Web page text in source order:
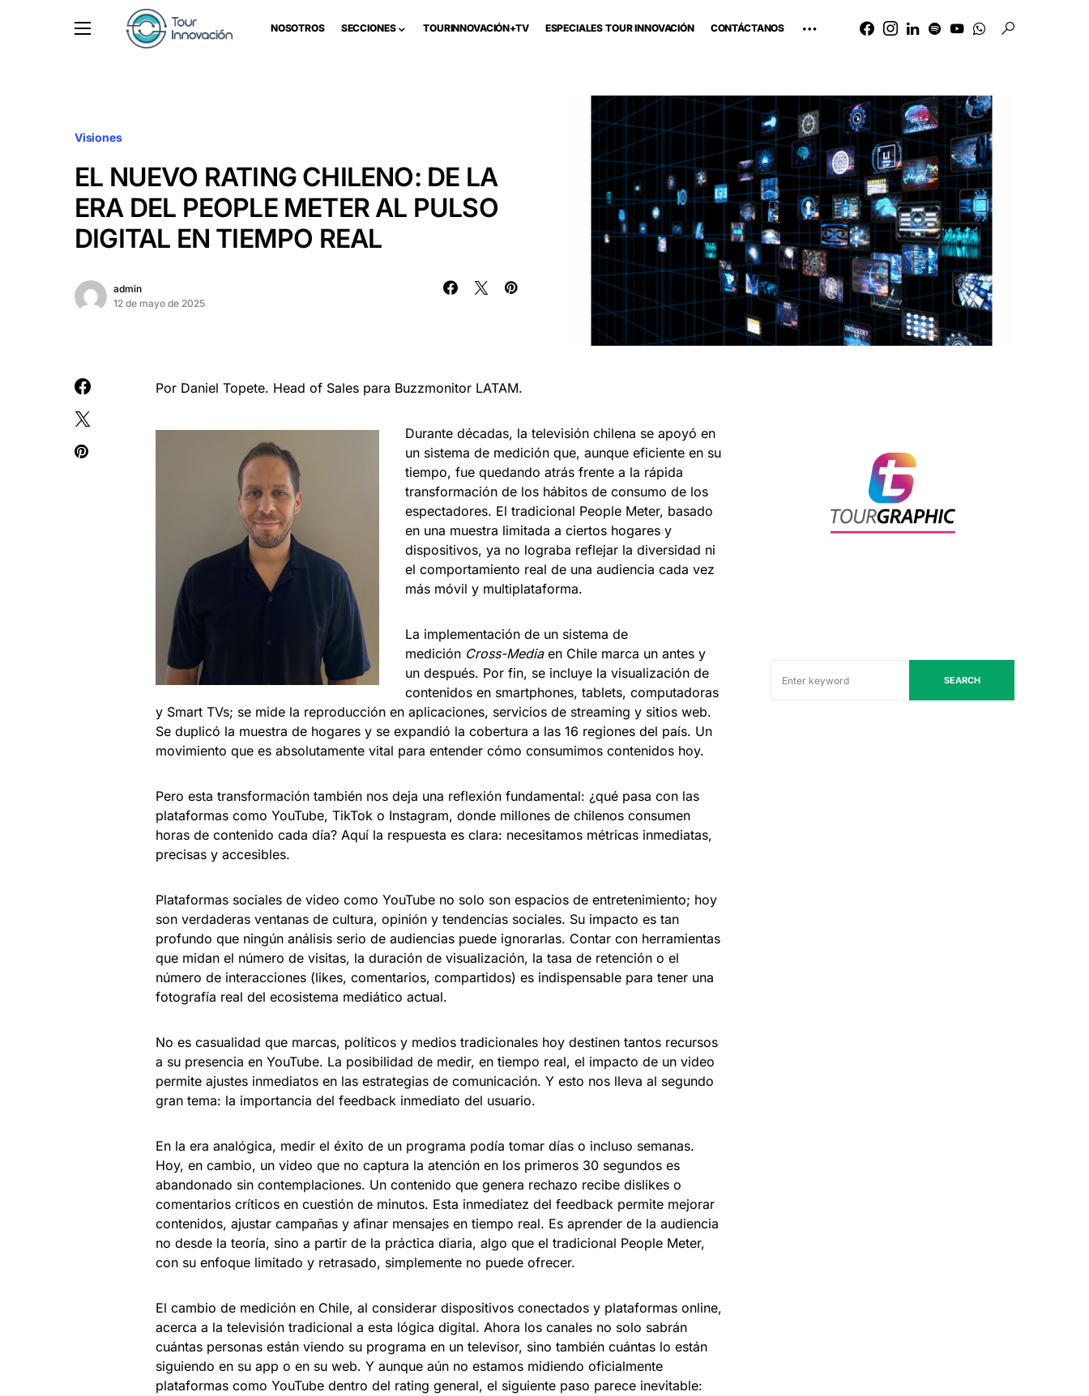
NOSOTROS SECCIONES TOURINNOVACIÓN+TV ESPECIALES TOUR INNOVACIÓN CONTÁCTANOS
Visiones
EL NUEVO RATING CHILENO: DE LA
ERA DEL PEOPLE METER AL PULSO
DIGITAL EN TIEMPO REAL
admin
12 de mayo de 2025
Por Daniel Topete. Head of Sales para Buzzmonitor LATAM.
Durante décadas, la televisión chilena se apoyó en
un sistema de medición que, aunque eficiente en su
tiempo, fue quedando atrás frente a la rápida
transformación de los hábitos de consumo de los
espectadores. El tradicional People Meter, basado
en una muestra limitada a ciertos hogares y
dispositivos, ya no lograba reflejar la diversidad ni
el comportamiento real de una audiencia cada vez
más móvil y multiplataforma.
La implementación de un sistema de
medición Cross-Mediaen Chile marca un antes y
un después. Por fin, se incluye la visualización de
contenidos en smartphones, tablets, computadoras
y Smart TVs; se mide la reproducción en aplicaciones, servicios de streaming y sitios web.
Se duplicó la muestra de hogares y se expandió la cobertura a las 16 regiones del país. Un
movimiento que es absolutamente vital para entender cómo consumimos contenidos hoy.
Pero esta transformación también nos deja una reflexión fundamental: ¿qué pasa con las
plataformas como YouTube, TikTok o Instagram, donde millones de chilenos consumen
horas de contenido cada día? Aquí la respuesta es clara: necesitamos métricas inmediatas,
precisas y accesibles.
Plataformas sociales de video como YouTube no solo son espacios de entretenimiento; hoy
son verdaderas ventanas de cultura, opinión y tendencias sociales. Su impacto es tan
profundo que ningún análisis serio de audiencias puede ignorarlas. Contar con herramientas
que midan el número de visitas, la duración de visualización, la tasa de retención o el
número de interacciones (likes, comentarios, compartidos) es indispensable para tener una
fotografía real del ecosistema mediático actual.
No es casualidad que marcas, políticos y medios tradicionales hoy destinen tantos recursos
a su presencia en YouTube. La posibilidad de medir, en tiempo real, el impacto de un video
permite ajustes inmediatos en las estrategias de comunicación. Y esto nos lleva al segundo
gran tema: la importancia del feedback inmediato del usuario.
En la era analógica, medir el éxito de un programa podía tomar días o incluso semanas.
Hoy, en cambio, un video que no captura la atención en los primeros 30 segundos es
abandonado sin contemplaciones. Un contenido que genera rechazo recibe dislikes o
comentarios críticos en cuestión de minutos. Esta inmediatez del feedback permite mejorar
contenidos, ajustar campañas y afinar mensajes en tiempo real. Es aprender de la audiencia
no desde la teoría, sino a partir de la práctica diaria, algo que el tradicional People Meter,
con su enfoque limitado y retrasado, simplemente no puede ofrecer.
El cambio de medición en Chile, al considerar dispositivos conectados y plataformas online,
acerca a la televisión tradicional a esta lógica digital. Ahora los canales no solo sabrán
cuántas personas están viendo su programa en un televisor, sino también cuántas lo están
siguiendo en su app o en su web. Y aunque aún no estamos midiendo oficialmente
plataformas como YouTube dentro del rating general, el siguiente paso parece inevitable:
SEARCH